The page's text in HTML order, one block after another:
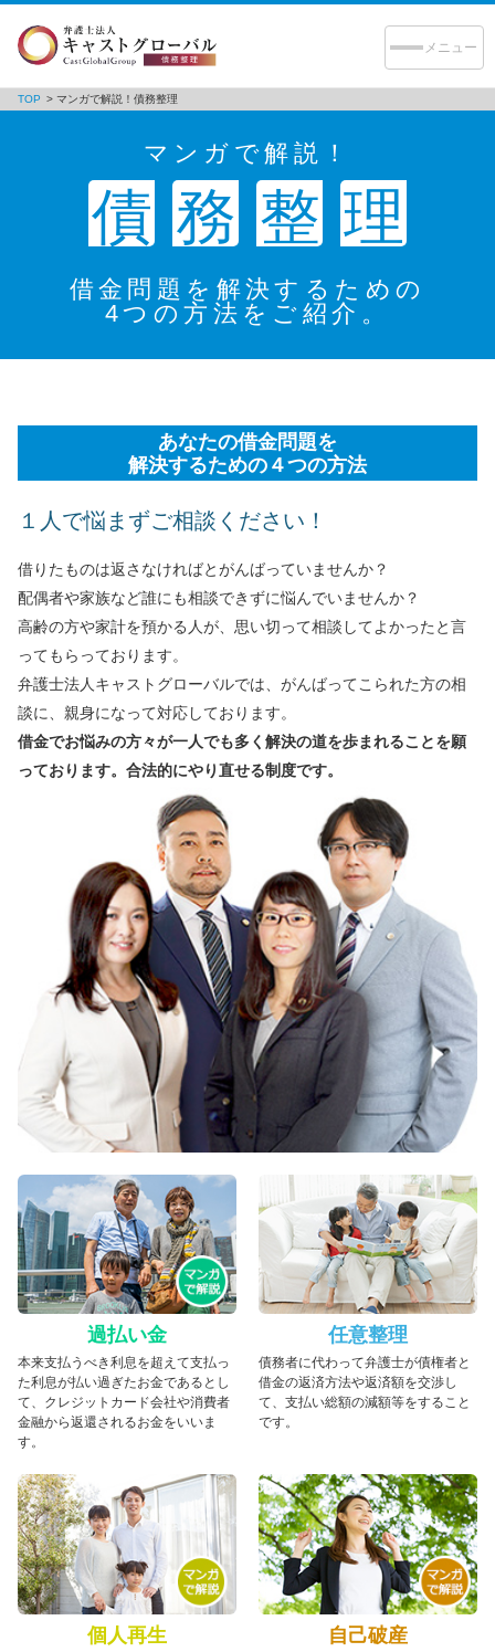
マンガで解説！債務整理
弁護士コラム
初めてのご相談
事務所一覧
滋賀大津駅前事務所
大阪高槻駅前事務所
立川事務所
横浜事務所
TOP マンガで解説！債務整理
マンガで解説！
債 務 整 理
借金問題を解決するための
4つの方法をご紹介。
あなたの借金問題を
解決するための４つの方法
１人で悩まずご相談ください！
借りたものは返さなければとがんばっていませんか？
配偶者や家族など誰にも相談できずに悩んでいませんか？
高齢の方や家計を預かる人が、思い切って相談してよかったと言
ってもらっております。
弁護士法人キャストグローバルでは、がんばってこられた方の相
談に、親身になって対応しております。
借金でお悩みの方々が一人でも多く解決の道を歩まれることを願
っております。合法的にやり直せる制度です。
過払い金
本来支払うべき利息を超えて支払っ
た利息が払い過ぎたお金であるとし
て、クレジットカード会社や消費者
金融から返還されるお金をいいま
す。
任意整理
債務者に代わって弁護士が債権者と
借金の返済方法や返済額を交渉し
て、支払い総額の減額等をすること
です。
個人再生 自己破産